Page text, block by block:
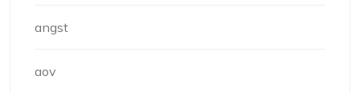
angst
aov